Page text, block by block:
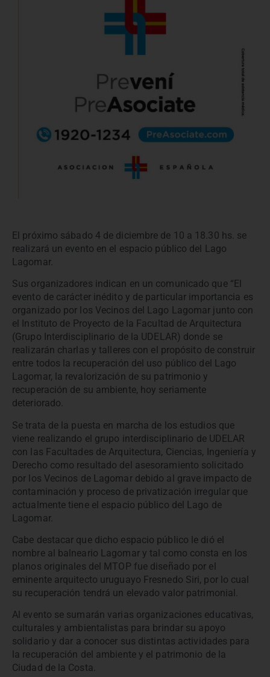
El próximo sábado 4 de diciembre de 10 a 18.30 hs. se
realizará un evento en el espacio público del Lago
Lagomar.
Sus organizadores indican en un comunicado que “El
evento de carácter inédito y de particular importancia es
organizado por los Vecinos del Lago Lagomar junto con
el Instituto de Proyecto de la Facultad de Arquitectura
(Grupo Interdisciplinario de la UDELAR) donde se
realizarán charlas y talleres con el propósito de construir
entre todos la recuperación del uso público del Lago
Lagomar, la revalorización de su patrimonio y
recuperación de su ambiente, hoy seriamente
deteriorado.
Se trata de la puesta en marcha de los estudios que
viene realizando el grupo interdisciplinario de UDELAR
con las Facultades de Arquitectura, Ciencias, Ingeniería y
Derecho como resultado del asesoramiento solicitado
por los Vecinos de Lagomar debido al grave impacto de
contaminación y proceso de privatización irregular que
actualmente tiene el espacio público del Lago de
Lagomar.
Cabe destacar que dicho espacio público le dió el
nombre al balneario Lagomar y tal como consta en los
planos originales del MTOP fue diseñado por el
eminente arquitecto uruguayo Fresnedo Siri, por lo cual
su recuperación tendrá un elevado valor patrimonial.
Al evento se sumarán varias organizaciones educativas,
culturales y ambientalistas para brindar su apoyo
solidario y dar a conocer sus distintas actividades para
la recuperación del ambiente y el patrimonio de la
Ciudad de la Costa.